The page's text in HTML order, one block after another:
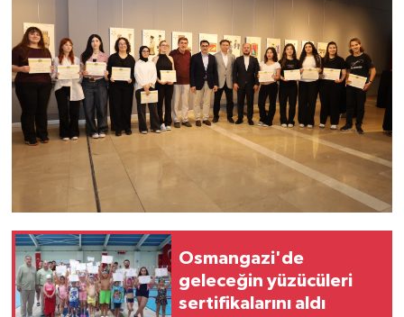
Osmangazi'de
geleceğin yüzücüleri
sertifikalarını aldı